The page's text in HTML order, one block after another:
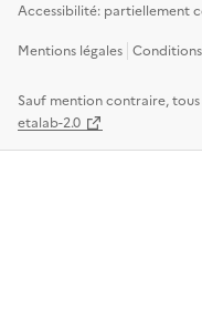
Accessibilité: partiellement
Mentions légales
Sauf mention contraire,
etalab-2.0